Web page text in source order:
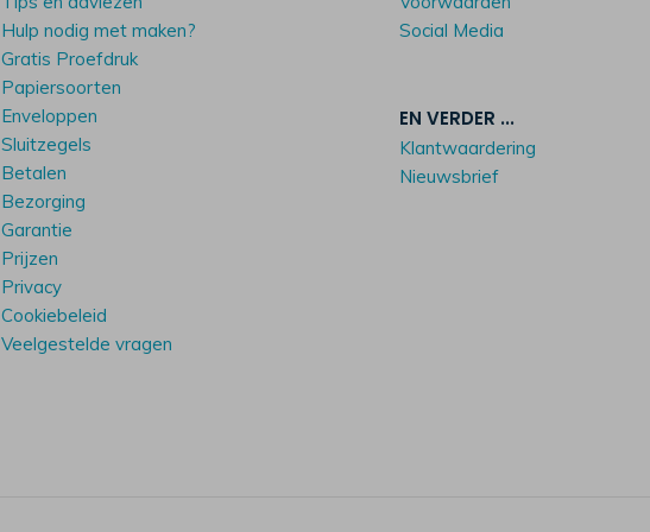
Hulp nodig met maken?
Gratis Proefdruk
Papiersoorten
Enveloppen
Sluitzegels
Betalen
Bezorging
Garantie
Prijzen
Privacy
Cookiebeleid
Veelgestelde vragen
Social Media
EN VERDER ...
Klantwaardering
Nieuwsbrief